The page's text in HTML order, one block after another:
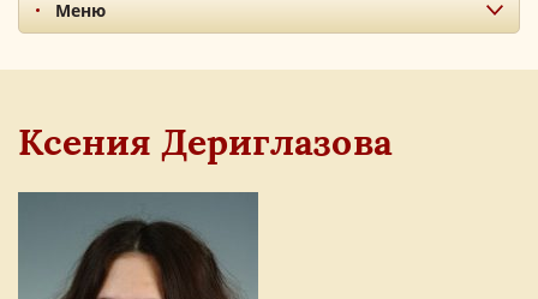
Меню
Наши учителя
Экскурсия по лицею
Фотоальбом
Мы в СМИ
Ксения Дериглазова